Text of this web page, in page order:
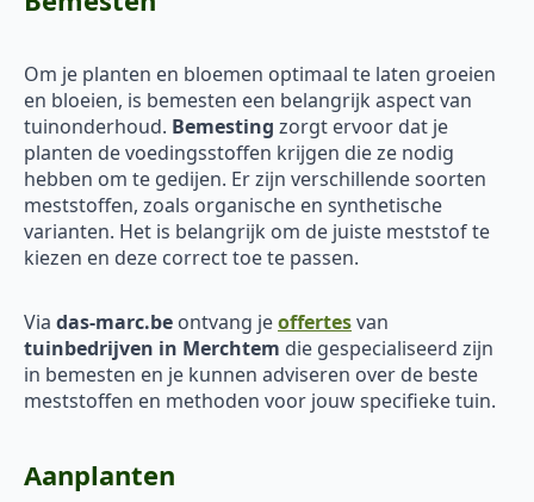
Om je planten en bloemen optimaal te laten groeien
en bloeien, is bemesten een belangrijk aspect van
tuinonderhoud. Bemesting zorgt ervoor dat je
planten de voedingsstoffen krijgen die ze nodig
hebben om te gedijen. Er zijn verschillende soorten
meststoffen, zoals organische en synthetische
varianten. Het is belangrijk om de juiste meststof te
kiezen en deze correct toe te passen.
Via das-marc.be ontvang jeoffertesvan
tuinbedrijven in Merchtem die gespecialiseerd zijn
in bemesten en je kunnen adviseren over de beste
meststoffen en methoden voor jouw specifieke tuin.
Aanplanten